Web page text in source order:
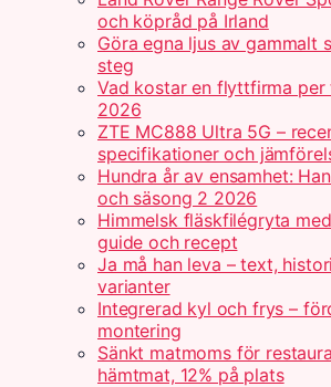
och köpråd på Irland
Göra egna ljus av gammalt
steg
Vad kostar en flyttfirma per
2026
ZTE MC888 Ultra 5G –
specifikationer och
Hundra år av ensamhet:
och säsong 2 2026
Himmelsk fläskfilégryta
guide och recept
Ja må han leva – text,
varianter
Integrerad kyl och frys –
montering
Sänkt matmoms för
hämtmat, 12% på plats